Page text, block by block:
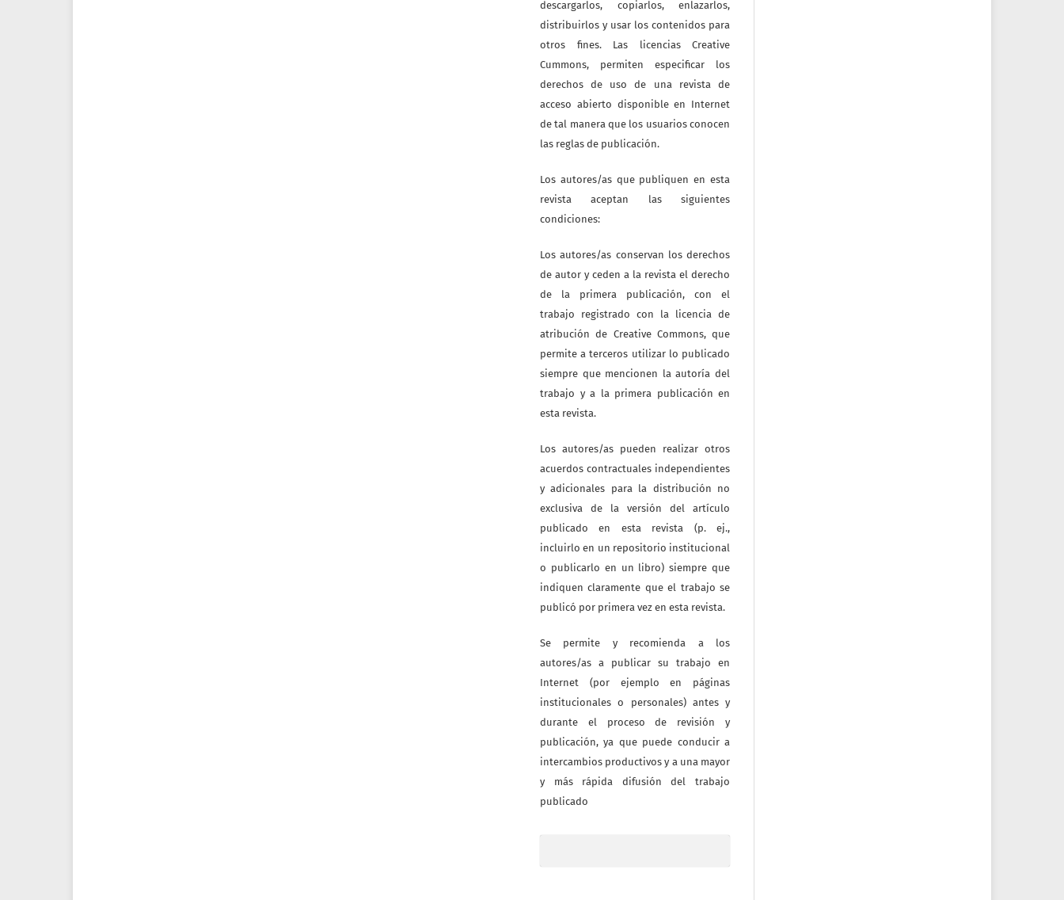
descargarlos, copiarlos, enlazarlos,
distribuirlos y usar los contenidos para
otros fines. Las licencias Creative
Cummons, permiten especificar los
derechos de uso de una revista de
acceso abierto disponible en Internet
de tal manera que los usuarios conocen
las reglas de publicación.
Los autores/as que publiquen en esta
revista aceptan las siguientes
condiciones:
Los autores/as conservan los derechos
de autor y ceden a la revista el derecho
de la primera publicación, con el
trabajo registrado con la licencia de
atribución de Creative Commons, que
permite a terceros utilizar lo publicado
siempre que mencionen la autoría del
trabajo y a la primera publicación en
esta revista.
Los autores/as pueden realizar otros
acuerdos contractuales independientes
y adicionales para la distribución no
exclusiva de la versión del artículo
publicado en esta revista (p. ej.,
incluirlo en un repositorio institucional
o publicarlo en un libro) siempre que
indiquen claramente que el trabajo se
publicó por primera vez en esta revista.
Se permite y recomienda a los
autores/as a publicar su trabajo en
Internet (por ejemplo en páginas
institucionales o personales) antes y
durante el proceso de revisión y
publicación, ya que puede conducir a
intercambios productivos y a una mayor
y más rápida difusión del trabajo
publicado